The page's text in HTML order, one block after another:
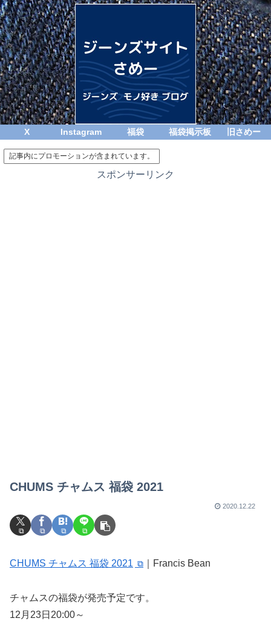
X Instagram 福袋 福袋掲示板 旧さめー
記事内にプロモーションが含まれています。
スポンサーリンク
CHUMS チャムス 福袋 2021
2020.12.22
CHUMS チャムス 福袋 2021 ｜Francis Bean
チャムスの福袋が発売予定です。
12月23日20:00～